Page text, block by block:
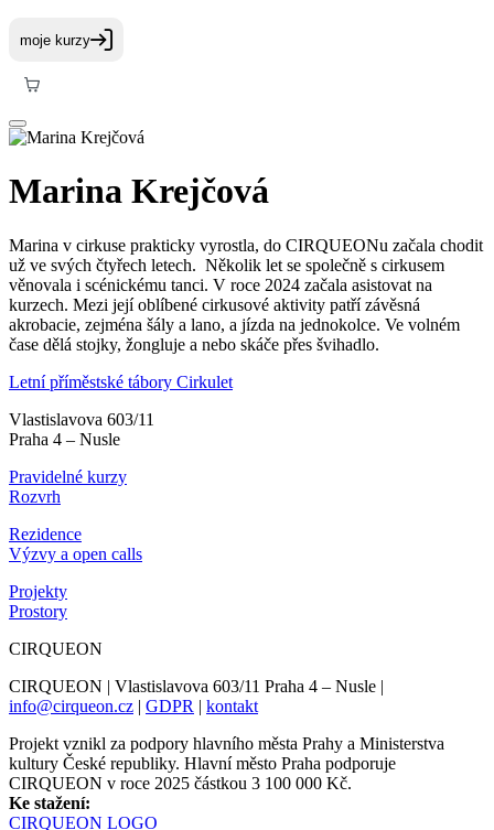
Marina Krejčová
Marina v cirkuse prakticky vyrostla, do CIRQUEONu začala chodit
už ve svých čtyřech letech. Několik let se společně s cirkusem
věnovala i scénickému tanci. V roce 2024 začala asistovat na
kurzech. Mezi její oblíbené cirkusové aktivity patří závěsná
akrobacie, zejména šály a lano, a jízda na jednokolce. Ve volném
čase dělá stojky, žongluje a nebo skáče přes švihadlo.
Letní příměstské tábory Cirkulet
Vlastislavova 603/11
Praha 4 – Nusle
Pravidelné kurzy
Rozvrh
Rezidence
Výzvy a open calls
Projekty
Prostory
CIRQUEON
CIRQUEON | Vlastislavova 603/11 Praha 4 – Nusle |
info@cirqueon.cz | GDPR | kontakt
Projekt vznikl za podpory hlavního města Prahy a Ministerstva
kultury České republiky. Hlavní město Praha podporuje
CIRQUEON v roce 2025 částkou 3 100 000 Kč.
Ke stažení:
CIRQUEON LOGO